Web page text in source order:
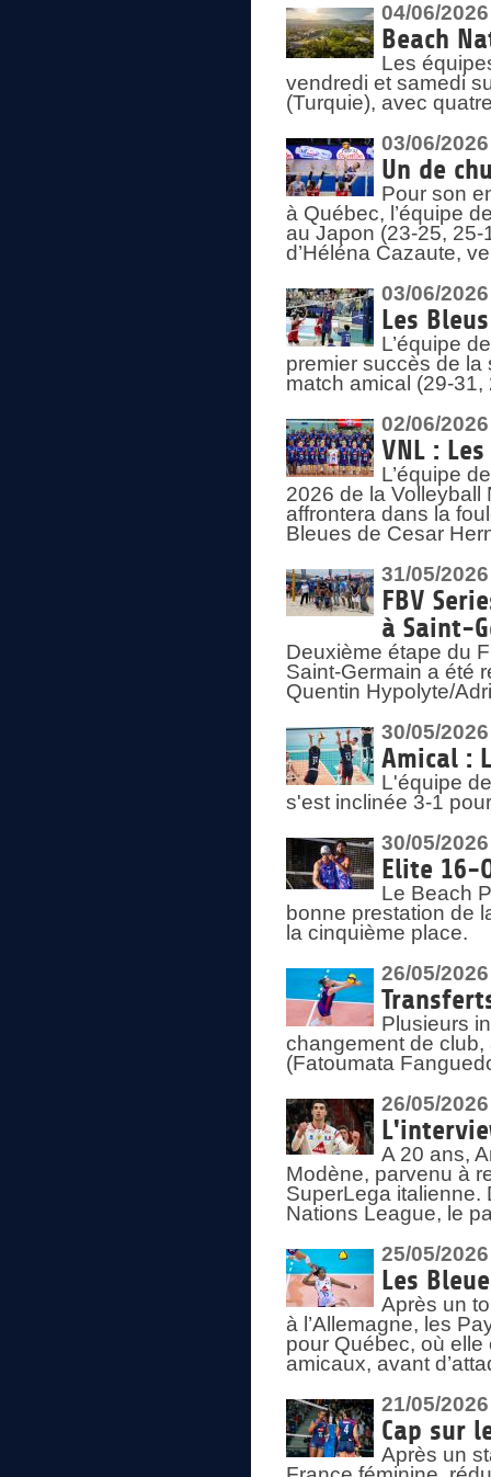
04/06/2026
Beach
Les
vendredi et samedi
(Turquie), avec
03/06/2026
Un de
Pour son
à Québec, l’équipe
au Japon (23-25,
d’Héléna Cazaute,
03/06/2026
Les
L’équipe
premier succès de la
match amical (29-
02/06/2026
VNL :
L’équipe
2026 de la
affrontera dans la
Bleues de Cesar
31/05/2026
FBV
à Saint-
Deuxième étape du
Saint-Germain a été
Quentin Hypolyte/
30/05/2026
Amical :
L'équipe
s'est inclinée 3-1
30/05/2026
Elite 16-
Le Beach
bonne prestation de
la cinquième place.
26/05/2026
Plusieurs
changement de
(Fatoumata
26/05/2026
A 20 ans,
Modène, parvenu à
SuperLega italienne.
Nations League, le
25/05/2026
Les
Après un
à l’Allemagne, les
pour Québec, où
amicaux, avant
21/05/2026
Cap sur
Après un